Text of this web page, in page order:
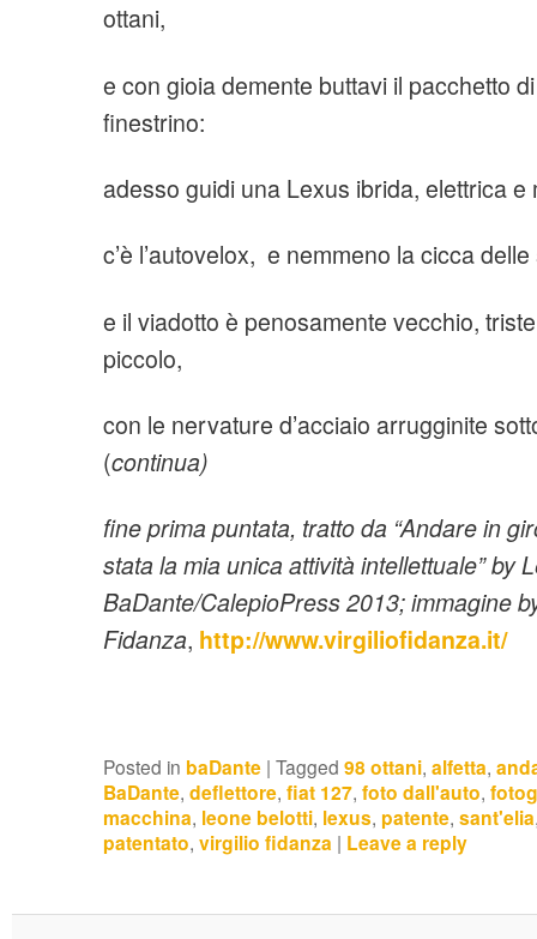
ottani,
e con gioia demente buttavi il pacchetto
finestrino:
adesso guidi una Lexus ibrida, elettrica
c’è l’autovelox, e nemmeno la cicca
e il viadotto è penosamente vecchio,
piccolo,
con le nervature d’acciaio arrugginite
(continua)
fine prima puntata, tratto da “Andare in
stata la mia unica attività intellettuale” by
BaDante/CalepioPress 2013; immagine
Fidanza, http://www.virgiliofidanza.it/
Posted in baDante | Tagged 98 ottani, alfetta,
BaDante, deflettore, fiat 127, foto dall'auto,
macchina, leone belotti, lexus, patente, sant'elia
patentato, virgilio fidanza | Leave a reply